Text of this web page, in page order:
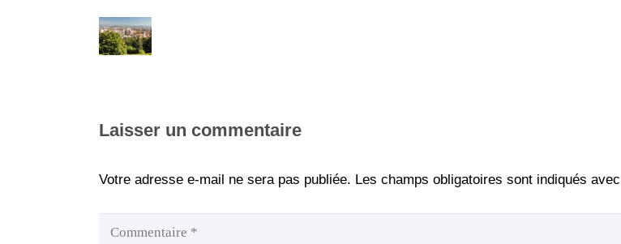
Laisser un commentaire
Votre adresse e-mail ne sera pas publiée. Les champs obligatoires sont indiqués avec